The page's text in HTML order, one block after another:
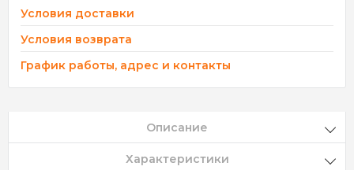
Условия доставки
Условия возврата
График работы, адрес и контакты
Описание
Характеристики